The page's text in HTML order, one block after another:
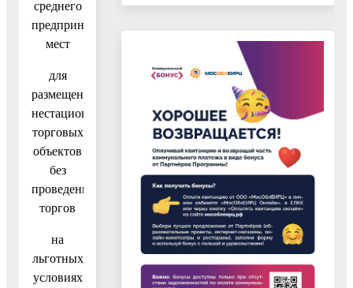
среднего
предпринимательства
мест
для
размещения
нестационарных
торговых
объектов
без
проведения
торгов
на
льготных
условиях